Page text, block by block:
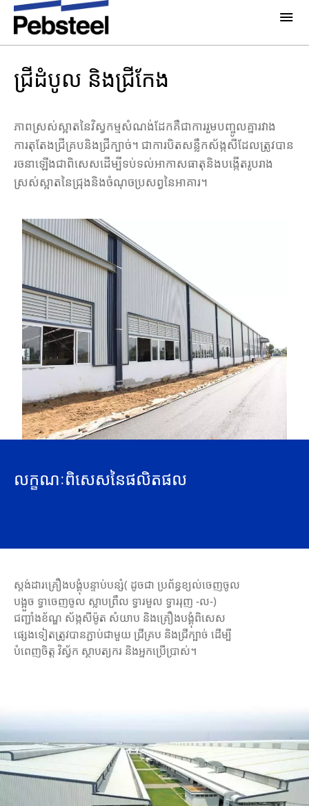
អំពីយើង
ដំណោះស្រាយ
ប្រព័ន្ធ គ្រឿងបង្គុំអាគារ
ផលិតផល
គម្រោង
ប្រព័ន្ធផ្សព្វផ្សាយ
រូបភាពខិត្តប័ណ្ណ
ទាក់ទងយើងខ្ញុំ
ផ្ទះ/ដំណោះស្រាយ/ផលិតផល
ជ្រីដំបូល និងជ្រីកែង
ភាពស្រស់ស្អាតនៃវិស្វកម្មសំណង់ដែកគឺជាការរួមបញ្ចូលគ្នារវាង
ការតុតែងជ្រីគ្របនិងជ្រីក្បាច់។ ជាការបិតសន្លឹកស័ង្កសីដែលត្រូវបាន
រចនាឡើងជាពិសេសដើម្បីទប់ទល់អាកាសធាតុនិងបង្កើតរូបរាង
ស្រស់ស្អាតនៃជ្រុងនិងចំណុចប្រសព្វនៃអាគារ។
លក្ខណៈពិសេសនៃផលិតផល
ស្តង់ដារគ្រឿងបង្គុំបន្ទាប់បន្សំ( ដូចជា ប្រព័ន្ធខ្យល់ចេញចូល
បង្អួច ទ្វាចេញចូល ស្លាបព្រឹល ទ្វារមួល ទ្វាររុញ -ល-)
ជញ្ជាំងខ័ណ្ឌ ស័ង្កសីម៉ូត សំយាប និងគ្រឿងបង្គុំពិសេស
ផ្សេងទៀតត្រូវបានភ្ជាប់ជាមួយ ជ្រីគ្រប និងជ្រីក្បាច់ ដើម្បី
បំពេញចិត្ត វិស្វ័ក ស្ថាបត្យករ និងអ្នកប្រើប្រាស់។